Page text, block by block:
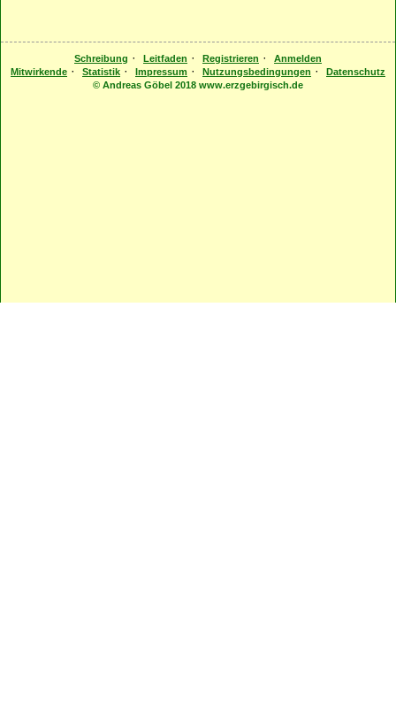
Schreibung · Leitfaden · Registrieren ·
Anmelden
Mitwirkende · Statistik · Impressum · Nutzungsbedingungen ·
Datenschutz
© Andreas Göbel 2018 www.erzgebirgisch.de